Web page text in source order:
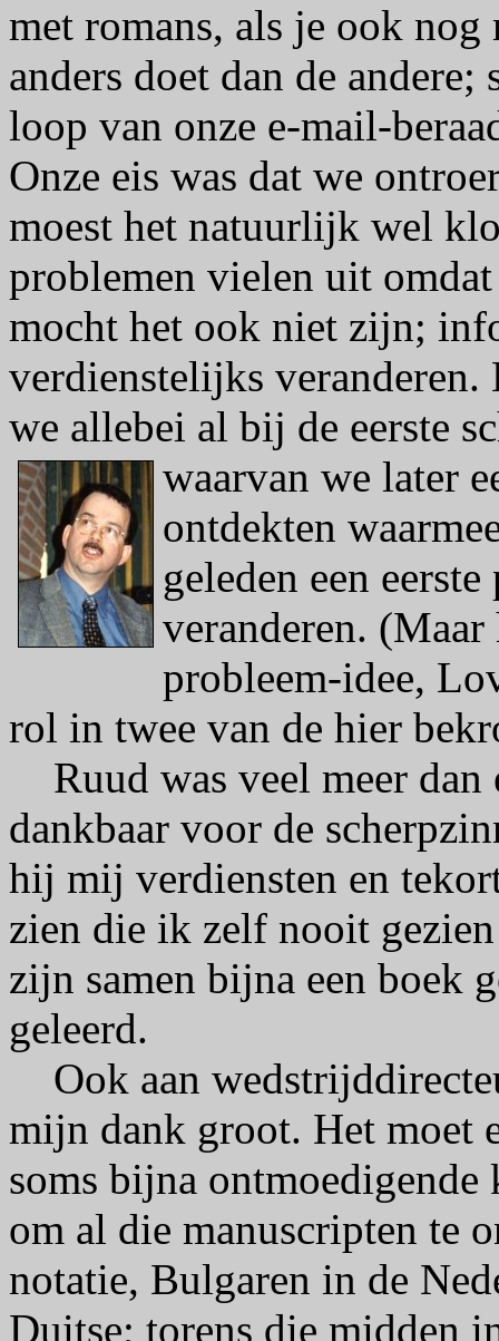
met romans, als je ook nog
anders doet dan de
loop van onze e-mail-
Onze eis was dat we
moest het natuurlijk wel
problemen vielen uit
mocht het ook niet zijn;
verdienstelijks veranderen.
we allebei al bij de eerste
waarvan we later
ontdekten
geleden een
veranderen. (Maar
probleem-idee,
rol in twee van de hier
Ruud was veel meer dan
dankbaar voor de
hij mij verdiensten en
zien die ik zelf nooit
zijn samen bijna een boek
geleerd.
Ook aan
mijn dank groot. Het moet
soms bijna ontmoedigende
om al die manuscripten te
notatie, Bulgaren in de
Duitse; torens die midden